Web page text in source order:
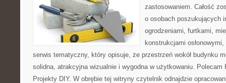
zastosowaniem. Całość
o osobach poszukujących
ogrodzeniami, furtkami,
konstrukcjami
serwis tematyczny, który opisuje, że przestrzeń wokół budynku
solidna, atrakcyjna wizualnie i wygodna w użytkowaniu. Polecam
Projekty DIY. W obrębie tej witryny czytelnik odnajdzie